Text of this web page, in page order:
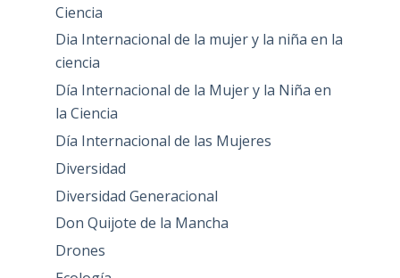
Ciencia
Dia Internacional de la mujer y la niña en la
ciencia
Día Internacional de la Mujer y la Niña en
la Ciencia
Día Internacional de las Mujeres
Diversidad
Diversidad Generacional
Don Quijote de la Mancha
Drones